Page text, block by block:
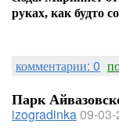
руках, как будто
комментарии: 0
Парк
izogradinka09-